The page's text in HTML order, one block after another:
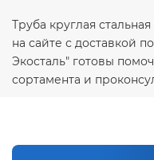
Труба круглая
на сайте с доставкой
Экосталь" готовы
сортамента и